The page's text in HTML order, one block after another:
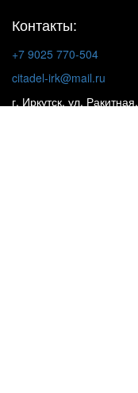
Контакты:
+7 9025 770-504
citadel-irk@mail.ru
г. Иркутск, ул. Ракитная,